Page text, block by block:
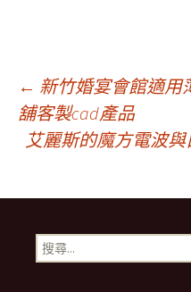
文
章
導
覽
← 新竹婚宴會館適用
舖客製cad產品
艾麗斯的魔方電波
搜
尋